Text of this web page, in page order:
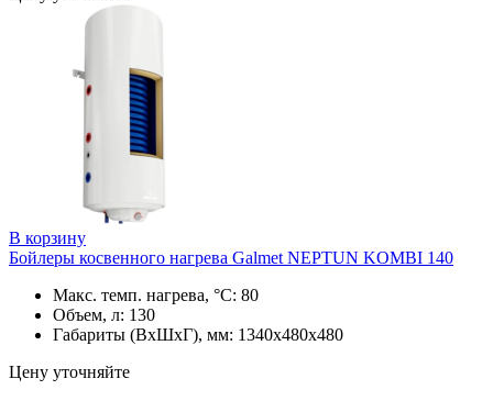
В корзину
Бойлеры косвенного нагрева Galmet NEPTUN KOMBI 140
Макс. темп. нагрева, °С: 80
Объем, л: 130
Габариты (ВхШхГ), мм: 1340х480х480
Цену уточняйте